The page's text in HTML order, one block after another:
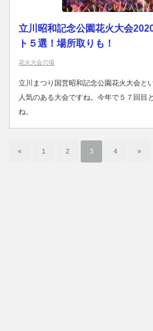
立川昭和記念公園花火大会
ト５選！場所取りも！
花火大会穴場
立川まつり国営昭和記念公園花火大会と
人気のある大会ですね。今年で５７回目
ね。
« 1 2 3 4 »